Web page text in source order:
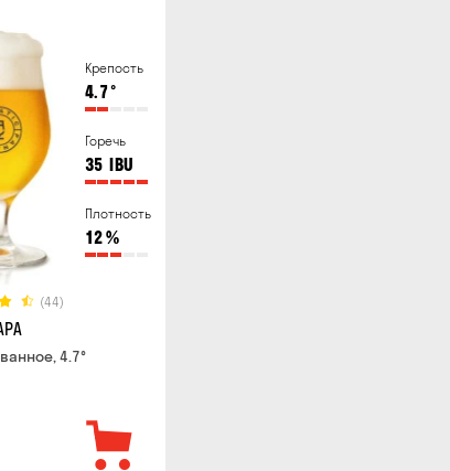
Крепость
4.7°
Горечь
35 IBU
Плотность
12%
(44)
4.7°